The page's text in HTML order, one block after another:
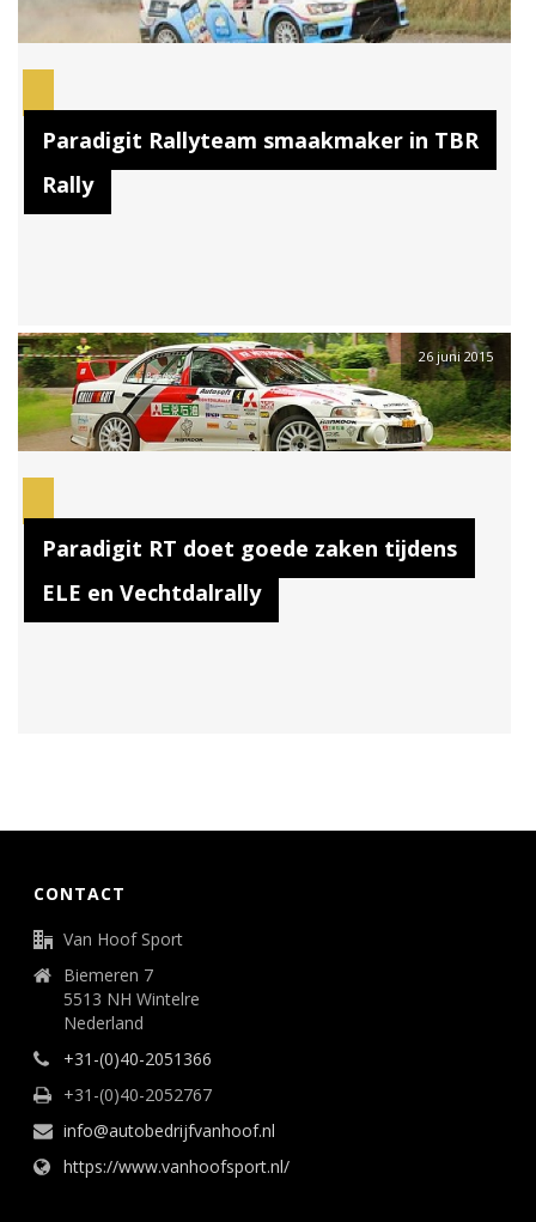
Paradigit Rallyteam smaakmaker in TBR
Rally
26 juni 2015
Paradigit RT doet goede zaken tijdens
ELE en Vechtdalrally
CONTACT
Van Hoof Sport
Biemeren 7
5513 NH Wintelre
Nederland
+31-(0)40-2051366
+31-(0)40-2052767
info@autobedrijfvanhoof.nl
https://www.vanhoofsport.nl/